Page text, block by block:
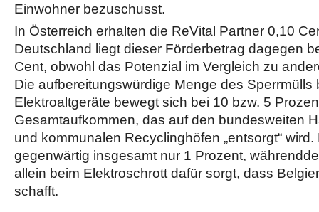
Einwohner bezuschusst.
In Österreich erhalten die ReVital Partner 0,10
Deutschland liegt dieser Förderbetrag dagegen
Cent, obwohl das Potenzial im Vergleich zu
Die aufbereitungswürdige Menge des Sperrmülls
Elektroaltgeräte bewegt sich bei 10 bzw. 5
Gesamtaufkommen, das auf den bundesweiten
und kommunalen Recyclinghöfen „entsorgt“ wird.
gegenwärtig insgesamt nur 1 Prozent,
allein beim Elektroschrott dafür sorgt, dass
schafft.